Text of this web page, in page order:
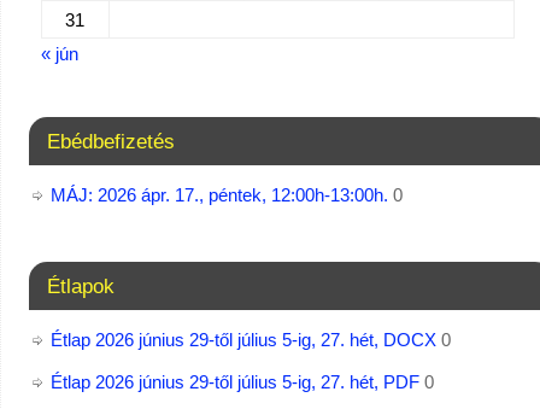
31
« jún
Ebédbefizetés
MÁJ: 2026 ápr. 17., péntek, 12:00h-13:00h. 0
Étlapok
Étlap 2026 június 29-től július 5-ig, 27. hét, DOCX0
Étlap 2026 június 29-től július 5-ig, 27. hét, PDF0